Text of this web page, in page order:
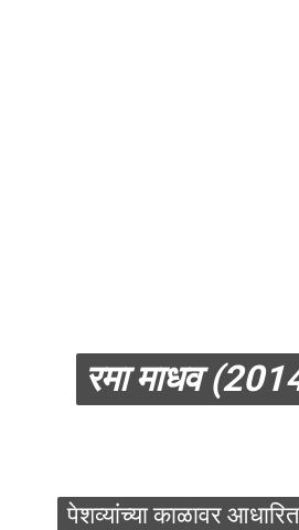
पेशव्यांच्या काळावर
पेशव्यांच्या काळावर
रमा माधव
रमा माधव